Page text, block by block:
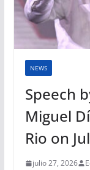
NEWS
Speech
Miguel
Rio on
julio 27, 2026